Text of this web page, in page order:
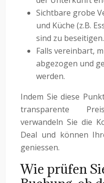
Sichtbare grobe
und Küche (z.B.
sind zu beseitigen.
Falls vereinbart,
abgezogen und
werden.
Indem Sie diese
transparente
verwandeln Sie die
Deal und können
geniessen.
Wie prüfen